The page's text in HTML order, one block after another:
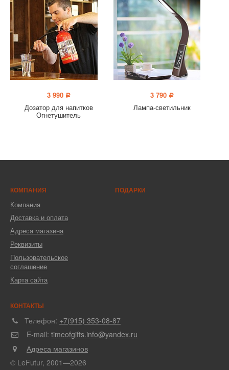
3 990 a
Дозатор для напитков
Огнетушитель
3 790 a
Лампа-светильник
КОМПАНИЯ
Компания
Доставка и оплата
Адреса магазина
Реквизиты
Пользовательское
соглашение
Карта сайта
ПОДАРКИ
КОНТАКТЫ
Телефон: +7(915) 353-08-87
E-mail: timeofgifts.info@yandex.ru
Адреса магазинов
© LeFutur, 2001—2026